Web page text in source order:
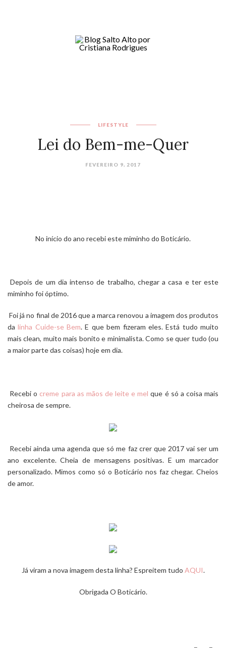
LIFESTYLE
Lei do Bem-me-Quer
FEVEREIRO 9, 2017
No início do ano recebi este miminho do Boticário.
Depois de um dia intenso de trabalho, chegar a casa e ter este
miminho foi óptimo.
Foi já no final de 2016 que a marca renovou a imagem dos produtos
da linha Cuide-se Bem. E que bem fizeram eles. Está tudo muito
mais clean, muito mais bonito e minimalista. Como se quer tudo (ou
a maior parte das coisas) hoje em dia.
Recebi o creme para as mãos de leite e mel que é só a coisa mais
cheirosa de sempre.
Recebi ainda uma agenda que só me faz crer que 2017 vai ser um
ano excelente. Cheia de mensagens positivas. E um marcador
personalizado. Mimos como só o Boticário nos faz chegar. Cheios
de amor.
Já viram a nova imagem desta linha? Espreitem tudo AQUI.
Obrigada O Boticário.